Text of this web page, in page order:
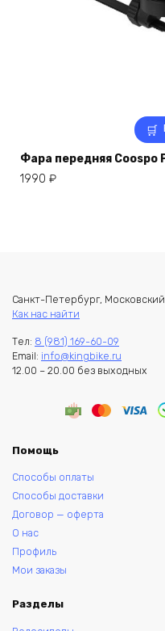
Фара передняя Coospo
1990 ₽
Санкт-Петербург,
Как нас найти
Тел: 8 (981) 169-60-09
Email: info@kingbike.ru
12.00 – 20.00 без выходных
Помощь
Способы оплаты
Способы доставки
Договор — оферта
О нас
Профиль
Мои заказы
Разделы